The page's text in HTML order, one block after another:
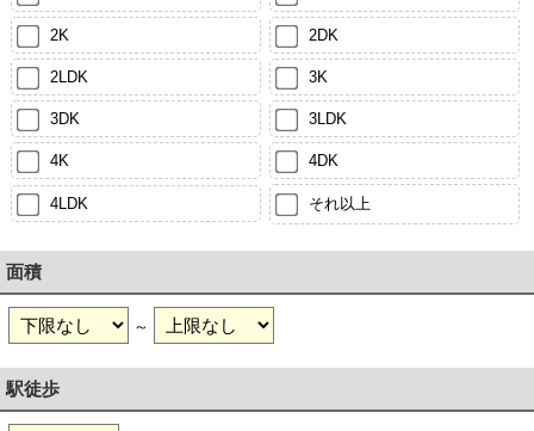
2K 2DK
2LDK 3K
3DK 3LDK
4K 4DK
4LDK それ以上
面積
～
駅徒歩